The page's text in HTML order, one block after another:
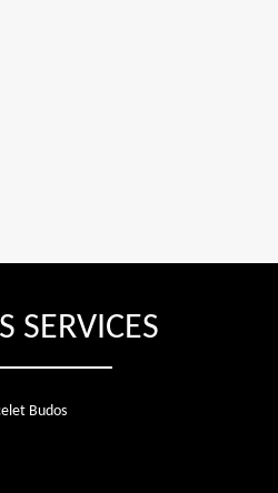
SERVICES
Budos